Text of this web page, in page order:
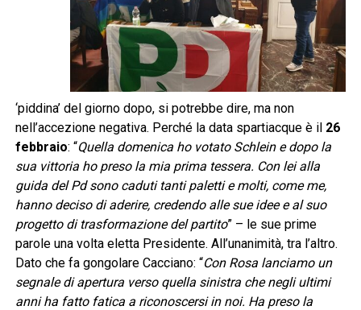
‘piddina’ del giorno dopo, si potrebbe dire, ma non
nell’accezione negativa. Perché la data spartiacque è il 26
febbraio: “Quella domenica ho votato Schlein e dopo la
sua vittoria ho preso la mia prima tessera. Con lei alla
guida del Pd sono caduti tanti paletti e molti, come me,
hanno deciso di aderire, credendo alle sue idee e al suo
progetto di trasformazione del partito” – le sue prime
parole una volta eletta Presidente. All’unanimità, tra l’altro.
Dato che fa gongolare Cacciano: “Con Rosa lanciamo un
segnale di apertura verso quella sinistra che negli ultimi
anni ha fatto fatica a riconoscersi in noi. Ha preso la